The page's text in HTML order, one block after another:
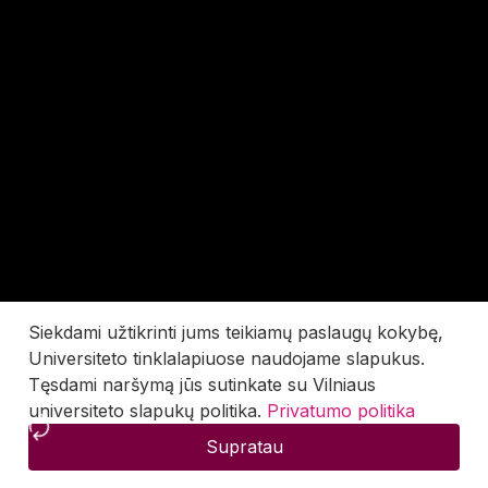
Siekdami užtikrinti jums teikiamų paslaugų kokybę,
Universiteto tinklalapiuose naudojame slapukus.
Tęsdami naršymą jūs sutinkate su Vilniaus
universiteto slapukų politika. Privatumo politika
Supratau